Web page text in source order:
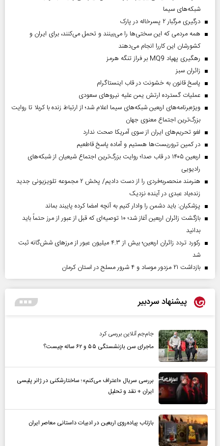
شبکه‌های سیما
درگیری مرگبار ۲ پسرخاله در پارک
همه مردمی که این سختی‌ها را می‌بینند و تحمل می‌کنند، برای ایران و
کشورشان این کاررا انجام می‌دهند
رهگیری پهپاد MQ9 بر فراز تنگه هرمز
‌زائران سبز
پاسخ قانون به خشونت در قاب اینستاگرام
عملیات گسترده ارتش یمن علیه نیروهای سعودی
ویژه‌برنامه‌های اربعین شبکه‌های سیما اعلام شد؛ از ارتباط زنده با کربلا تا روایت
بزرگ‌ترین اجتماع معنوی جهان
لغو تحریم‌های ایران از سوی آمریکا صحت ندارد
در کمین تروریست‌ها هستیم و آماده پاسخ قاطعیم
اربعین ۱۴۰۵ در قاب صدا؛ روایت بزرگ‌ترین اجتماع شیعیان از شبکه‌های
رادیویی
هنرمند منحصر‌به‌فردی را از دست دادیم/ پخش ۲ مجموعه تلویزیونی جدید
زنده‌یاد عبدی در آینده نزدیک
پزشکیان: باید دشمن را وادار کنیم به آنچه امضا کرده پایبند بماند
بازگشت زائران اربعین آغاز شد؛ ۱۰ توصیه‌ای که قبل از عبور از مرز حتماً باید
بدانید
رکورد تردد زائران اربعین؛ بیش از ۴.۳ میلیون عبور از مرزهای شش‌گانه ثبت
شد
بازداشت ۲۱ مزدور موساد و ۴ شرور مسلح در استان کرمان
پیشنهاد سردبیر
جام‌جم آنلاین بررسی کرد
ماجرای سن بازنشستگی ۵۵ و ۶۲ ساله چیست؟
بررسی سریال «اعتراف می‌کنم»؛ ساختارشکنی در ژانر پلیسی
ایران + نقد و تحلیل
بازتاب پیاده‌روی اربعین در ادبیات داستانی معاصر ایران